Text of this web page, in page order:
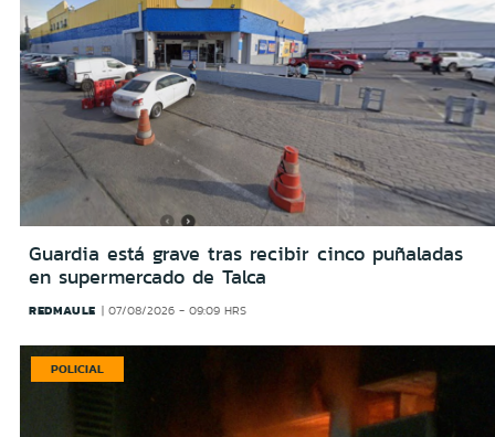
Guardia está grave tras recibir cinco puñaladas
en supermercado de Talca
REDMAULE 07/08/2026 - 09:09 HRS
POLICIAL